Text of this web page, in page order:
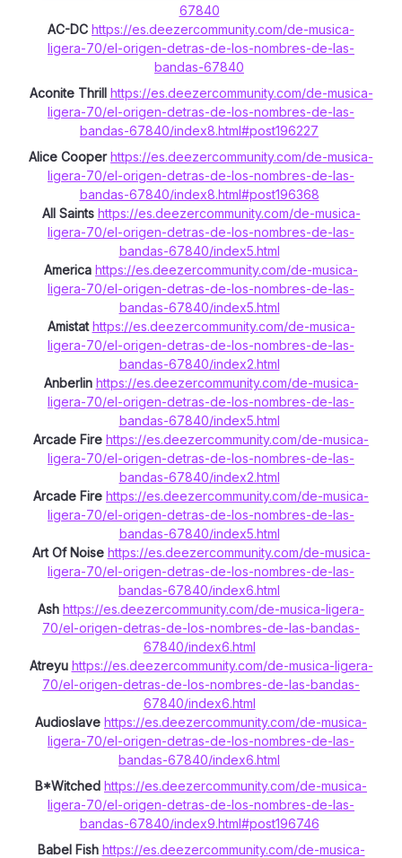
67840
AC-DC https://es.deezercommunity.com/de-musica-
ligera-70/el-origen-detras-de-los-nombres-de-las-
bandas-67840
Aconite Thrill https://es.deezercommunity.com/de-musica-
ligera-70/el-origen-detras-de-los-nombres-de-las-
bandas-67840/index8.html#post196227
Alice Cooperhttps://es.deezercommunity.com/de-musica-
ligera-70/el-origen-detras-de-los-nombres-de-las-
bandas-67840/index8.html#post196368
All Saints https://es.deezercommunity.com/de-musica-
ligera-70/el-origen-detras-de-los-nombres-de-las-
bandas-67840/index5.html
America https://es.deezercommunity.com/de-musica-
ligera-70/el-origen-detras-de-los-nombres-de-las-
bandas-67840/index5.html
Amistat https://es.deezercommunity.com/de-musica-
ligera-70/el-origen-detras-de-los-nombres-de-las-
bandas-67840/index2.html
Anberlin https://es.deezercommunity.com/de-musica-
ligera-70/el-origen-detras-de-los-nombres-de-las-
bandas-67840/index5.html
Arcade Fire https://es.deezercommunity.com/de-musica-
ligera-70/el-origen-detras-de-los-nombres-de-las-
bandas-67840/index2.html
Arcade Fire https://es.deezercommunity.com/de-musica-
ligera-70/el-origen-detras-de-los-nombres-de-las-
bandas-67840/index5.html
Art Of Noise https://es.deezercommunity.com/de-musica-
ligera-70/el-origen-detras-de-los-nombres-de-las-
bandas-67840/index6.html
Ash https://es.deezercommunity.com/de-musica-ligera-
70/el-origen-detras-de-los-nombres-de-las-bandas-
67840/index6.html
Atreyu https://es.deezercommunity.com/de-musica-ligera-
70/el-origen-detras-de-los-nombres-de-las-bandas-
67840/index6.html
Audioslave https://es.deezercommunity.com/de-musica-
ligera-70/el-origen-detras-de-los-nombres-de-las-
bandas-67840/index6.html
B*Witched https://es.deezercommunity.com/de-musica-
ligera-70/el-origen-detras-de-los-nombres-de-las-
bandas-67840/index9.html#post196746
Babel Fish https://es.deezercommunity.com/de-musica-